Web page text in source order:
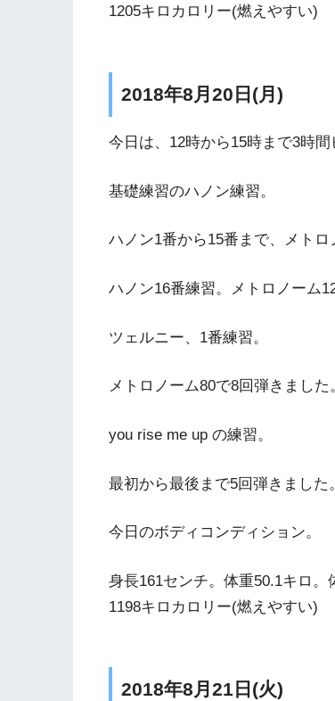
1205キロカロリー(燃えやすい)
2018年8月20日(月)
今日は、12時から15時まで3時間
基礎練習のハノン練習。
ハノン1番から15番まで、メトロ
ハノン16番練習。メトロノーム
ツェルニー、1番練習。
メトロノーム80で8回弾きました
you rise me up の練習。
最初から最後まで5回弾きました
今日のボディコンディション。
身長161センチ。体重50.1キロ
1198キロカロリー(燃えやすい)
2018年8月21日(火)